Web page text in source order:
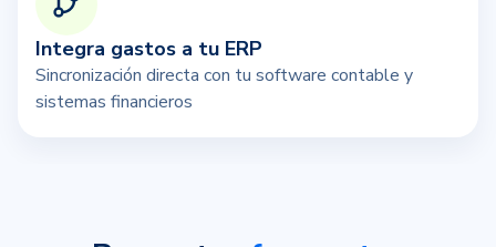
Integra gastos a tu ERP
Sincronización directa con tu software contable y
sistemas financieros